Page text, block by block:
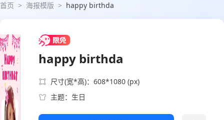
首页 > 海报模版 > happy birthda
happy birthda
尺寸(宽*高)：608*1080 (px)
主题：生日